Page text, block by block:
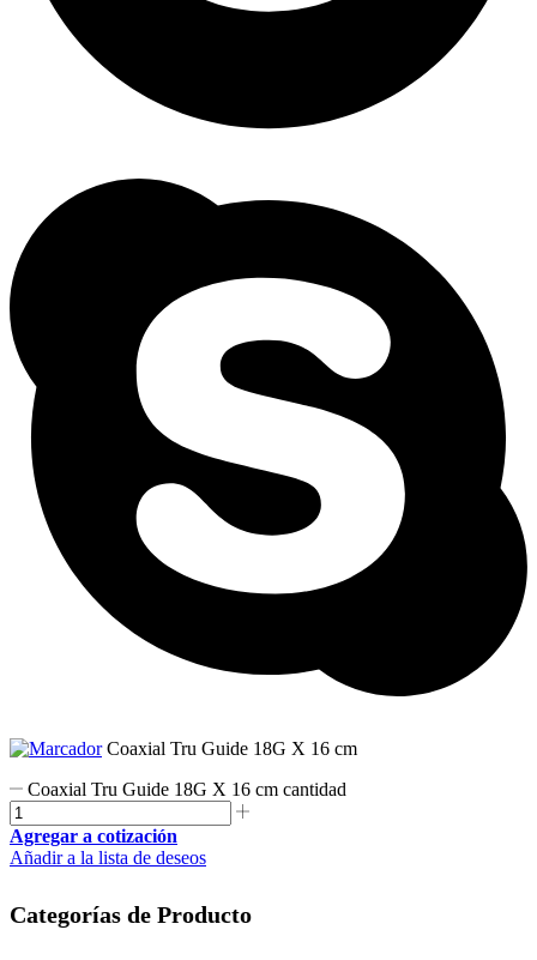
Coaxial Tru Guide 18G X 16 cm
Coaxial Tru Guide 18G X 16 cm cantidad
Agregar a cotización
Añadir a la lista de deseos
Categorías de Producto